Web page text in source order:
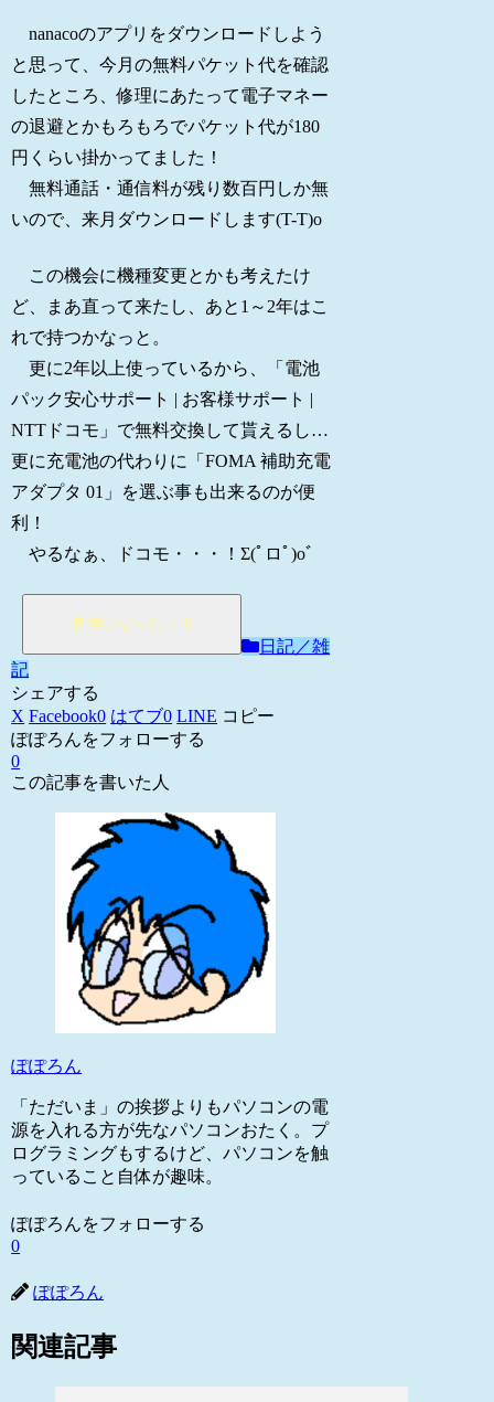
nanacoのアプリをダウンロードしよう
と思って、今月の無料パケット代を確認
したところ、修理にあたって電子マネー
の退避とかもろもろでパケット代が180
円くらい掛かってました！
無料通話・通信料が残り数百円しか無
いので、来月ダウンロードします(T-T)o
この機会に機種変更とかも考えたけ
ど、まあ直って来たし、あと1～2年はこ
れで持つかなっと。
更に2年以上使っているから、「電池
パック安心サポート | お客様サポート |
NTTドコモ」で無料交換して貰えるし…
更に充電池の代わりに「FOMA 補助充電
アダプタ 01」を選ぶ事も出来るのが便
利！
やるなぁ、ドコモ・・・！Σ(ﾟロﾟ)oﾞ
日記／雑
記
シェアする
X Facebook0 はてブ0 LINE コピー
ぽぽろんをフォローする
0
この記事を書いた人
ぽぽろん
「ただいま」の挨拶よりもパソコンの電
源を入れる方が先なパソコンおたく。プ
ログラミングもするけど、パソコンを触
っていること自体が趣味。
ぽぽろんをフォローする
0
ぽぽろん
関連記事